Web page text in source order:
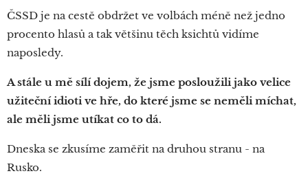
ČSSD je na cestě obdržet ve volbách méně než jedno
procento hlasů a tak většinu těch ksichtů vidíme
naposledy.
A stále u mě sílí dojem, že jsme posloužili jako velice
užiteční idioti ve hře, do které jsme se neměli míchat,
ale měli jsme utíkat co to dá.
Dneska se zkusíme zaměřit na druhou stranu - na
Rusko.